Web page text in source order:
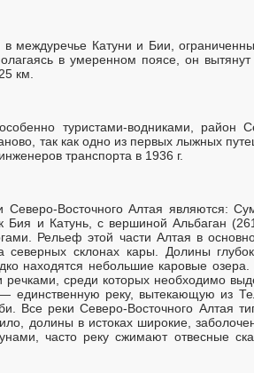
междуречье Катуни и Бии,
в умеренном поясе, он
км.
туристами-водниками, район
так как одно из первых лыжных
транспорта в 1936 г.
Северо-Восточного Алтая являются:
Бия и Катунь, с вершиной Альбаган
Рельеф этой части Алтая в
склонах кары. Долины
находятся небольшие каровые
среди которых необходимо
реку, вытекающую из
Все реки Северо-Восточного Алтая
долины в истоках широкие,
часто реку сжимают отвесные